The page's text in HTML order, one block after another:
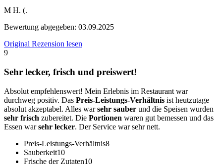
M H. (.
Bewertung abgegeben: 03.09.2025
Original Rezension lesen
9
Sehr lecker, frisch und preiswert!
Absolut empfehlenswert! Mein Erlebnis im Restaurant war
durchweg positiv. Das Preis-Leistungs-Verhältnis ist heutzutage
absolut akzeptabel. Alles warsehr sauber und die Speisen wurden
sehr frisch zubereitet. Die Portionen waren gut bemessen und das
Essen warsehr lecker. Der Service war sehr nett.
Preis-Leistungs-Verhältnis8
Sauberkeit10
Frische der Zutaten10